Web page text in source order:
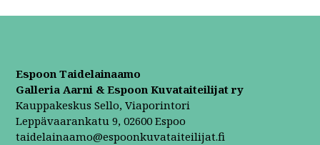
Espoon Taidelainaamo
Galleria Aarni & Espoon Kuvataiteilijat ry
Kauppakeskus Sello, Viaporintori
Leppävaarankatu 9, 02600 Espoo
taidelainaamo@espoonkuvataiteilijat.fi